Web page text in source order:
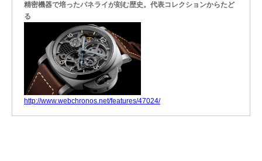
精密機器で培ったパネライが刻む歴史。代表コレクションからたど
る
http://www.webchronos.net/features/47024/